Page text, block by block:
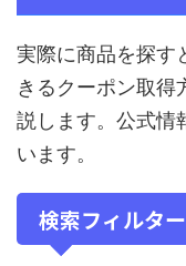
実際に商品を探す
きるクーポン取得
説します。公式情
います。
検索フィルタ